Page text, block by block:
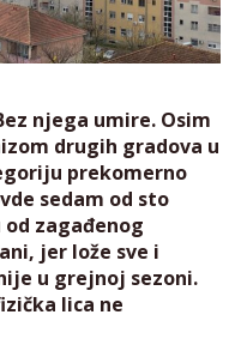
njega umire. Osim
drugih gradova u
prekomerno
sedam od sto
zagađenog
jer lože sve i
u grejnoj sezoni.
lica ne